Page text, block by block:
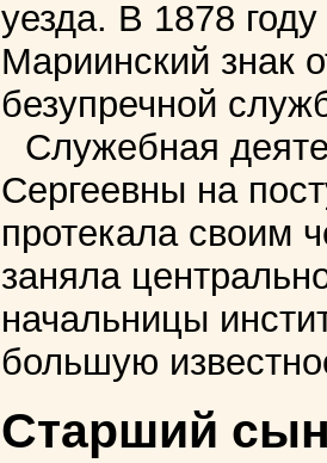
уезда. В 1878
Мариинский знак
безупречной
Служебная
Сергеевны на
протекала своим
заняла
начальницы
большую
Старший